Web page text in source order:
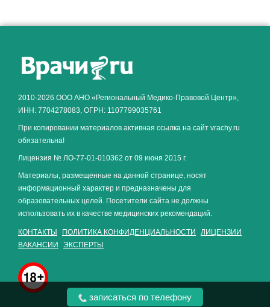
2010-2026 ООО АНО «Региональный Медико-Правовой Центр»,
ИНН: 7704278083, ОГРН: 1107799035761
При копировании материалов активная ссылка на сайт vrachy.ru
обязательна!
Лицензия № ЛО-77-01-010362 от 09 июня 2015 г.
Материалы, размещенные на данной странице, носят
информационный характер и предназначены для
образовательных целей. Посетители сайта не должны
использовать их в качестве медицинских рекомендаций.
КОНТАКТЫ ПОЛИТИКА КОНФИДЕНЦИАЛЬНОСТИ
ЛИЦЕНЗИИ
ВАКАНСИИ
ЭКСПЕРТЫ
записаться по телефону